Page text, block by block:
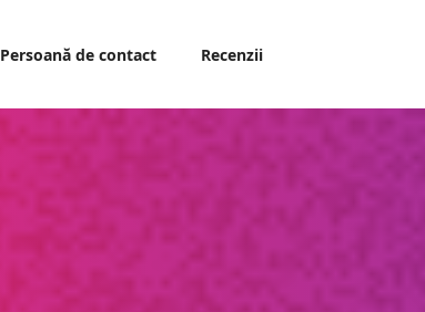
Persoană de contact Recenzii